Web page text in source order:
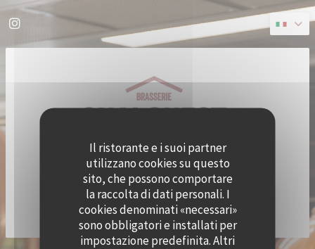
Personalizzazione delle tue scelte sui cookie
Il ristorante e i suoi partner
utilizzano cookies su questo
sito, che possono comportare
la raccolta di dati personali. I
cookies denominati «necessari»
sono obbligatori e installati per
impostazione predefinita. Altri
Instagram ((apre una nuova finestra))